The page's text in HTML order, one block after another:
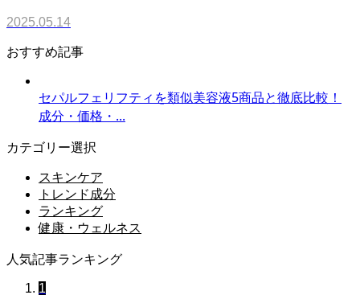
2025.05.14
おすすめ記事
セパルフェリフティを類似美容液5商品と徹底比較！
成分・価格・...
カテゴリー選択
スキンケア
トレンド成分
ランキング
健康・ウェルネス
人気記事ランキング
1